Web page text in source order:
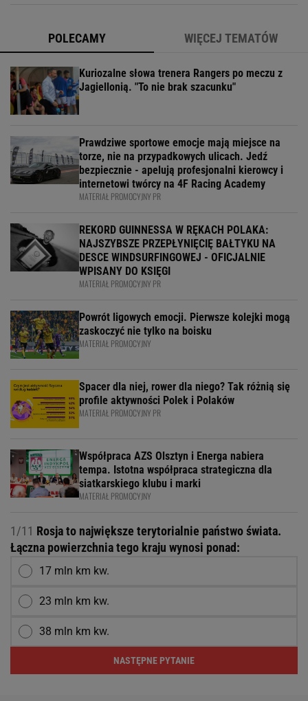
POLECAMY WIĘCEJ TEMATÓW
Kuriozalne słowa trenera Rangers po meczu z
Jagiellonią. "To nie brak szacunku"
Prawdziwe sportowe emocje mają miejsce na
torze, nie na przypadkowych ulicach. Jedź
bezpiecznie - apelują profesjonalni kierowcy i
internetowi twórcy na 4F Racing Academy
MATERIAŁ PROMOCYJNY PR
REKORD GUINNESSA W RĘKACH POLAKA:
NAJSZYBSZE PRZEPŁYNIĘCIĘ BAŁTYKU NA
DESCE WINDSURFINGOWEJ - OFICJALNIE
WPISANY DO KSIĘGI
MATERIAŁ PROMOCYJNY PR
Powrót ligowych emocji. Pierwsze kolejki mogą
zaskoczyć nie tylko na boisku
MATERIAŁ PROMOCYJNY
Spacer dla niej, rower dla niego? Tak różnią się
profile aktywności Polek i Polaków
MATERIAŁ PROMOCYJNY PR
Współpraca AZS Olsztyn i Energa nabiera
tempa. Istotna współpraca strategiczna dla
siatkarskiego klubu i marki
MATERIAŁ PROMOCYJNY
1/11 Rosja to największe terytorialnie państwo świata.
Łączna powierzchnia tego kraju wynosi ponad:
17 mln km kw.
23 mln km kw.
38 mln km kw.
NASTĘPNE PYTANIE